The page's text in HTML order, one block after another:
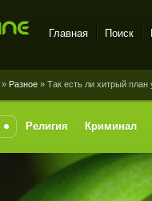
Главная Поиск
» Разное » Так есть ли хитрый
Религия Криминал